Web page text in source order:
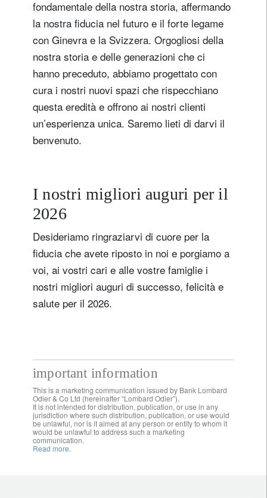
fondamentale della nostra storia, affermando
la nostra fiducia nel futuro e il forte legame
con Ginevra e la Svizzera. Orgogliosi della
nostra storia e delle generazioni che ci
hanno preceduto, abbiamo progettato con
cura i nostri nuovi spazi che rispecchiano
questa eredità e offrono ai nostri clienti
un’esperienza unica. Saremo lieti di darvi il
benvenuto.
I nostri migliori auguri per il
2026
Desideriamo ringraziarvi di cuore per la
fiducia che avete riposto in noi e porgiamo a
voi, ai vostri cari e alle vostre famiglie i
nostri migliori auguri di successo, felicità e
salute per il 2026.
important information
This is a marketing communication issued by Bank Lombard
Odier & Co Ltd (hereinafter “Lombard Odier”).
It is not intended for distribution, publication, or use in any
jurisdiction where such distribution, publication, or use would
be unlawful, nor is it aimed at any person or entity to whom it
would be unlawful to address such a marketing
communication.
Read more.